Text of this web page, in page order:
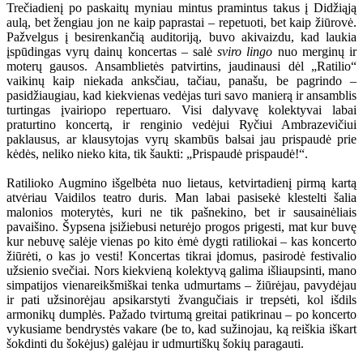
Trečiadienį po paskaitų myniau mintus pramintus takus į Didžiąją
aulą, bet žengiau jon ne kaip paprastai – repetuoti, bet kaip žiūrovė.
Pažvelgus į besirenkančią auditoriją, buvo akivaizdu, kad laukia
įspūdingas vyrų dainų koncertas – salėsviro lingo nuo merginų ir
moterų gausos. Ansamblietės patvirtins, jaudinausi dėl „Ratilio“
vaikinų kaip niekada anksčiau, tačiau, panašu, be pagrindo –
pasidžiaugiau, kad kiekvienas vedėjas turi savo manierą ir ansamblis
turtingas įvairiopo repertuaro. Visi dalyvavę kolektyvai labai
praturtino koncertą, ir renginio vedėjui Ryčiui Ambrazevičiui
paklausus, ar klausytojas vyrų skambūs balsai jau prispaudė prie
kėdės, neliko nieko kita, tik šaukti: „Prispaudė prispaudė!“.
Ratilioko Augmino išgelbėta nuo lietaus, ketvirtadienį pirmą kartą
atvėriau Vaidilos teatro duris. Man labai pasisekė klestelti šalia
malonios moterytės, kuri ne tik pašnekino, bet ir sausainėliais
pavaišino. Šypsena įsižiebusi neturėjo progos prigesti, mat kur buvę
kur nebuvę salėje vienas po kito ėmė dygti ratiliokai – kas koncerto
žiūrėti, o kas jo vesti! Koncertas tikrai įdomus, pasirodė festivalio
užsienio svečiai. Nors kiekvieną kolektyvą galima išliaupsinti, mano
simpatijos vienareikšmiškai tenka udmurtams – žiūrėjau, pavydėjau
ir pati užsinorėjau apsikarstyti žvangučiais ir trepsėti, kol išdils
armonikų dumplės. Pažado tvirtumą greitai patikrinau – po koncerto
vykusiame bendrystės vakare (be to, kad sužinojau, ką reiškia iškart
šokdinti du šokėjus) galėjau ir udmurtiškų šokių paragauti.